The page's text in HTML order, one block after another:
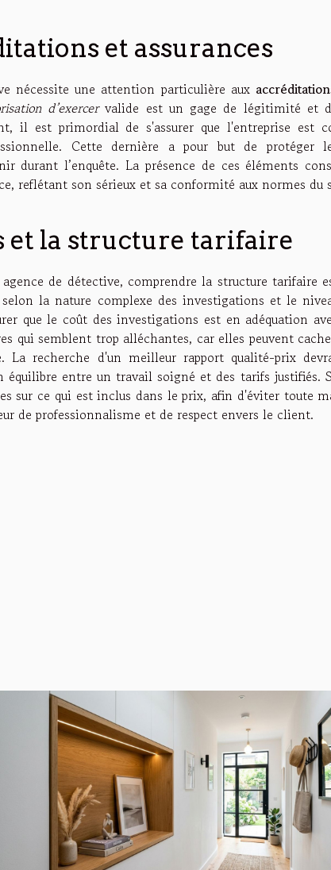
et assurances
nécessite une attention particulière aux
d’exercervalide est un gage de légitimité et
il est primordial de s'assurer que l'entreprise est
Cette dernière a pour but de protéger
durant l’enquête. La présence de ces éléments
reflétant son sérieux et sa conformité aux normes du
et la structure tarifaire
de détective, comprendre la structure tarifaire
la nature complexe des investigations et le
que le coût des investigations est en adéquation
qui semblent trop alléchantes, car elles peuvent
La recherche d'un meilleur rapport qualité-prix
entre un travail soigné et des tarifs justifiés.
sur ce qui est inclus dans le prix, afin d'éviter toute
de professionnalisme et de respect envers le client.